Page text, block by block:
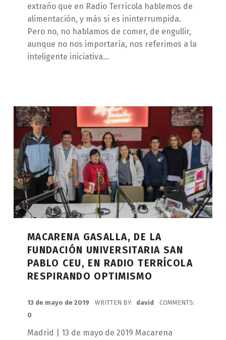
extraño que en Radio Terrícola hablemos de
alimentación, y más si es ininterrumpida.
Pero no, no hablamos de comer, de engullir,
aunque no nos importaría, nos referimos a la
inteligente iniciativa…
MACARENA GASALLA, DE LA
FUNDACIÓN UNIVERSITARIA SAN
PABLO CEU, EN RADIO TERRÍCOLA
RESPIRANDO OPTIMISMO
13 de mayo de 2019 WRITTEN BY: david
COMMENTS:
0
Madrid | 13 de mayo de 2019 Macarena